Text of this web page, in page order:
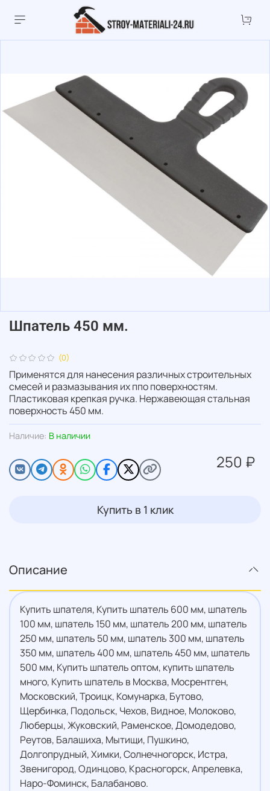
(0)
Наличие: В наличии
Шпатель 450 мм.
250 ₽
Купить в 1 клик
Применятся для нанесения различных строительных
смесей и размазывания их ппо поверхностям.
Пластиковая крепкая ручка. Нержавеющая стальная
поверхность 450 мм.
Описание
Купить шпателя, Купить шпатель 600 мм, шпатель
100 мм, шпатель 150 мм, шпатель 200 мм, шпатель
250 мм, шпатель 50 мм, шпатель 300 мм, шпатель
350 мм, шпатель 400 мм, шпатель 450 мм, шпатель
500 мм, Купить шпатель оптом, купить шпатель
много, Купить шпатель в Москва, Мосрентген,
Московский, Троицк, Комунарка, Бутово,
Щербинка, Подольск, Чехов, Видное, Молоково,
Люберцы, Жуковский, Раменское, Домодедово,
Реутов, Балашиха, Мытищи, Пушкино,
Долгопрудный, Химки, Солнечногорск, Истра,
Звенигород, Одинцово, Красногорск, Апрелевка,
Наро-Фоминск, Балабаново.